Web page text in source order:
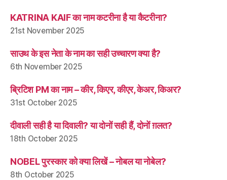
KATRINA KAIF का नाम कटरीना है या कैटरीना?
21st November 2025
साउथ के इस नेता के नाम का सही उच्चारण क्या है?
6th November 2025
ब्रिटिश PM का नाम – कीर, किएर, कीएर, केअर, किअर?
31st October 2025
दीवाली सही है या दिवाली? या दोनों सही हैं, दोनों ग़लत?
18th October 2025
NOBEL पुरस्कार को क्या लिखें – नोबल या नोबेल?
8th October 2025